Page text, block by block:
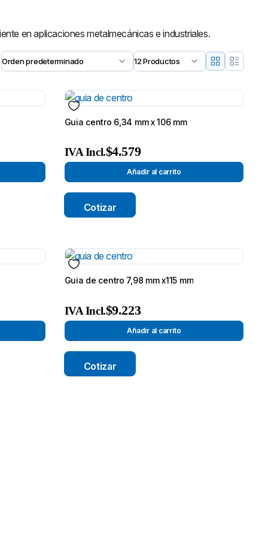
Click Here
en aplicaciones metalmecánicas e industriales.
Guia centro 6,34 mm x 106 mm
$4.579
IVA Incl.
Añadir al carrito
Cotizar
Guia de centro 7,98 mm x115 mm
$9.223
IVA Incl.
Añadir al carrito
Cotizar